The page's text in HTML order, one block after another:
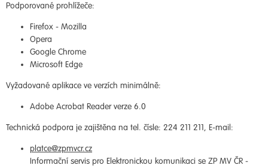
Podporované prohlížeče:
Firefox - Mozilla
Opera
Google Chrome
Microsoft Edge
Vyžadované aplikace ve verzích minimálně:
Adobe Acrobat Reader verze 6.0
Technická podpora je zajištěna na tel. čísle: 224 211 211, E-mail:
platce@zpmvcr.cz
Informační servis pro Elektronickou komunikaci se ZP MV ČR -